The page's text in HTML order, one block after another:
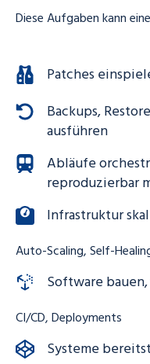
Diese Aufgaben kann
Patches
Backups,
ausführen
Abläufe
reproduzierbar
Infrastruktur
Auto-Scaling, Self-
Software
CI/CD, Deployments
Systeme